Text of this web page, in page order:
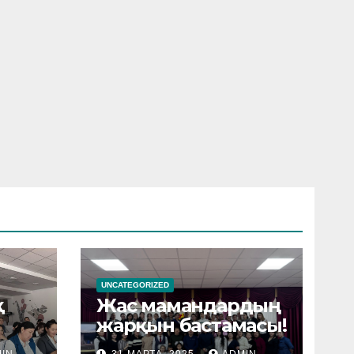
UNCATEGORIZED
Жас мамандардың
жарқын бастамасы!